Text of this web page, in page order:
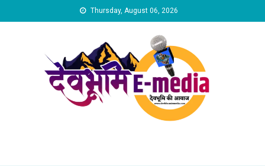
to
Thursday, August 06, 2026